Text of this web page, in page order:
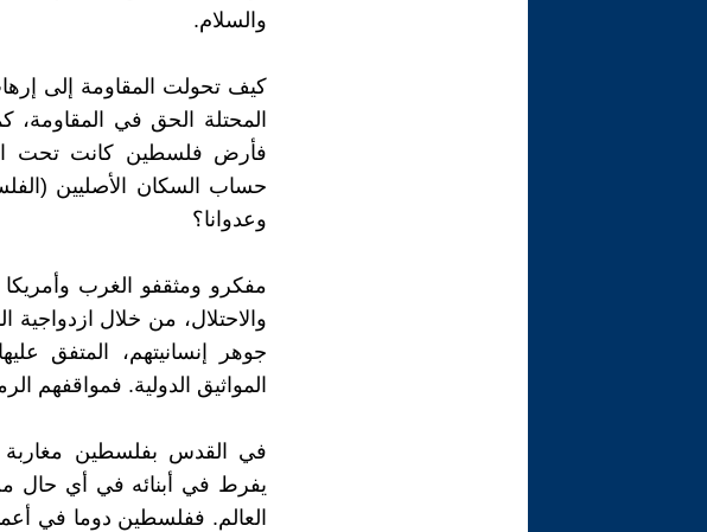
والسلام.
كيف تحولت المقاومة إلى
المحتلة الحق في المقاومة،
فأرض فلسطين كانت تحت
حساب السكان الأصليين
وعدوانا؟
مفكرو ومثقفو الغرب وأمريكا
والاحتلال، من خلال ازدواجية
جوهر إنسانيتهم، المتفق
المواثيق الدولية. فمواقفهم
في القدس بفلسطين مغاربة
يفرط في أبنائه في أي حال
العالم. ففلسطين دوما في